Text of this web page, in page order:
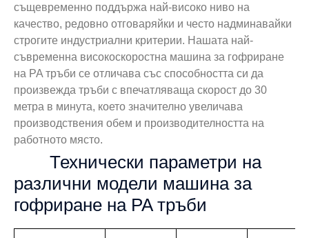
същевременно поддържа най-високо ниво на
качество, редовно отговаряйки и често надминавайки
строгите индустриални критерии. Нашата най-
съвременна високоскоростна машина за гофриране
на PA тръби се отличава със способността си да
произвежда тръби с впечатляваща скорост до 30
метра в минута, което значително увеличава
производствения обем и производителността на
работното място.
Технически параметри на
различни модели машина за
гофриране на PA тръби